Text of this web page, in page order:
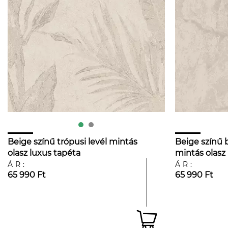
Beige színű trópusi levél mintás
olasz luxus tapéta
ÁR:
65 990 Ft
Beige színű
mintás
ÁR:
65 990 Ft